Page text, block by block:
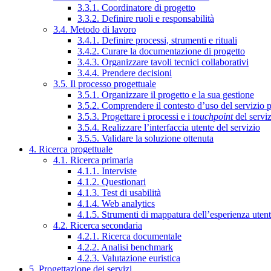
3.3.1. Coordinatore di progetto
3.3.2. Definire ruoli e responsabilità
3.4. Metodo di lavoro
3.4.1. Definire processi, strumenti e rituali
3.4.2. Curare la documentazione di progetto
3.4.3. Organizzare tavoli tecnici collaborativi
3.4.4. Prendere decisioni
3.5. Il processo progettuale
3.5.1. Organizzare il progetto e la sua gestione
3.5.2. Comprendere il contesto d’uso del servizio
3.5.3. Progettare i processi e i touchpointdel
3.5.4. Realizzare l’interfaccia utente del servizio
3.5.5. Validare la soluzione ottenuta
4. Ricerca progettuale
4.1. Ricerca primaria
4.1.1. Interviste
4.1.2. Questionari
4.1.3. Test di usabilità
4.1.4. Web analytics
4.1.5. Strumenti di mappatura dell’esperienza
4.2. Ricerca secondaria
4.2.1. Ricerca documentale
4.2.2. Analisi benchmark
4.2.3. Valutazione euristica
5. Progettazione dei servizi